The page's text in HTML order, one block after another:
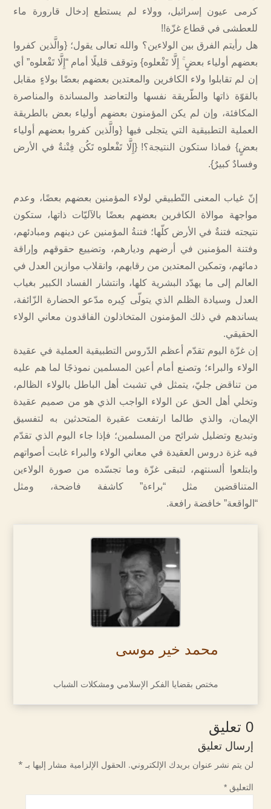
كرمى عيون إسرائيل، وولاء لم يستطع إدخال قارورة ماء
للعطشى في قطاع غزّة!!
هل رأيتم الفرق بين الولاءين؟ والله تعالى يقول؛ {والَّذين كفروا
بعضهم أولياء بعضٍ ۚ إِلَّا تَفْعلوه} وتوقف قليلًا أمام “إِلَّا تَفْعلوه” أي
إن لم تقابلوا ولاء الكافرين والمعتدين بعضهم بعضًا بولاءٍ مقابل
بالقوّة ذاتها والطّريقة نفسها والتعاضد والمساندة والمناصرة
المكافئة، وإن لم يكن المؤمنون بعضهم أولياء بعض بالطريقة
العملية التطبيقية التي يتجلى فيها {والَّذين كفروا بعضهم أولياء
بعضٍ} فماذا ستكون النتيجة؟! {إِلَّا تَفْعلوه تَكُن فِتْنةٌ في الأرض
وفسادٌ كبيرٌ}.
إنّ غياب المعنى التّطبيقي لولاء المؤمنين بعضهم بعضًا، وعدم
مواجهة موالاة الكافرين بعضهم بعضًا بالآليّات ذاتها، ستكون
نتيجته فتنةٌ في الأرض كلّها؛ فتنةُ المؤمنين عن دينهم ومبادئهم،
وفتنة المؤمنين في أرضهم وديارهم، وتضييع حقوقهم وإراقة
دمائهم، وتمكين المعتدين من رقابهم، وانقلاب موازين العدل في
العالم إلى ما يهدّد البشرية كلها، وانتشار الفساد الكبير بغياب
العدل وسيادة الظلم الذي يتولّى كِبره مدّعو الحضارة الزّائفة،
يساندهم في ذلك المؤمنون المتخاذلون الفاقدون معاني الولاء
الحقيقي.
إن غزّة اليوم تقدّم أعظم الدّروس التطبيقية العملية في عقيدة
الولاء والبراء؛ وتصنع أمام أعين المسلمين نموذجًا لما هم عليه
من تناقض جليّ، يتمثل في تشبث أهل الباطل بالولاء الظالم،
وتخلي أهل الحق عن الولاء الواجب الذي هو من صميم عقيدة
الإيمان، والذي طالما ارتفعت عقيرة المتحدثين به لتفسيق
وتبديع وتضليل شرائح من المسلمين؛ فإذا جاء اليوم الذي تقدّم
فيه غزة دروس العقيدة في معاني الولاء والبراء غابت أصواتهم
وابتلعوا ألسنتهم، لتبقى غزّة وما تجسّده من صورة الولاءين
المتناقضين مثل “براءة” كاشفة فاضحة، ومثل
“الواقعة” خافضة رافعة.
محمد خير موسى
مختص بقضايا الفكر الإسلامي ومشكلات الشباب
0 تعليق
إرسال تعليق
لن يتم نشر عنوان بريدك الإلكتروني. الحقول الإلزامية مشار إليها بـ *
التعليق*